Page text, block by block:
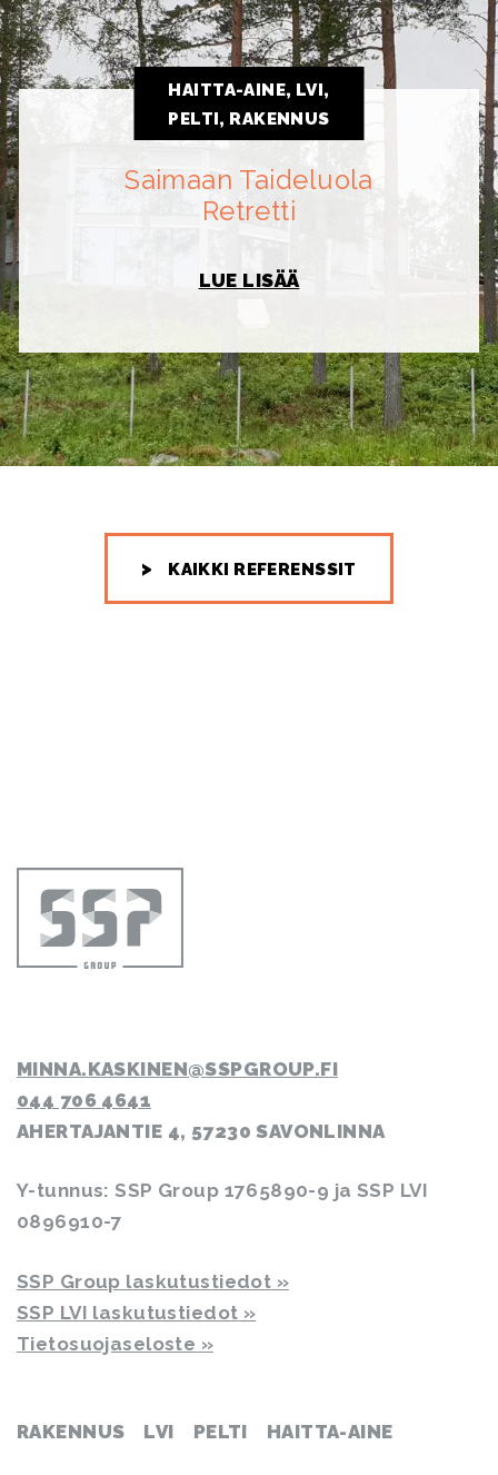
HAITTA-AINE, LVI,
PELTI, RAKENNUS
Saimaan Taideluola
Retretti
LUE LISÄÄ
KAIKKI REFERENSSIT
MINNA.KASKINEN
SSPGROUP.FI
044 706 4641
AHERTAJANTIE 4, 57230 SAVONLINNA
Y-tunnus: SSP Group 1765890-9 ja SSP LVI
0896910-7
SSP Group laskutustiedot
SSP LVI laskutustiedot
Tietosuojaseloste
RAKENNUS LVI PELTI HAITTA-AINE